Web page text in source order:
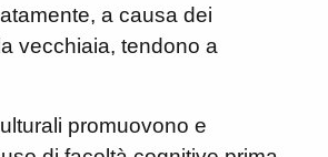
a causa dei
vecchiaia, tendono a
promuovono e